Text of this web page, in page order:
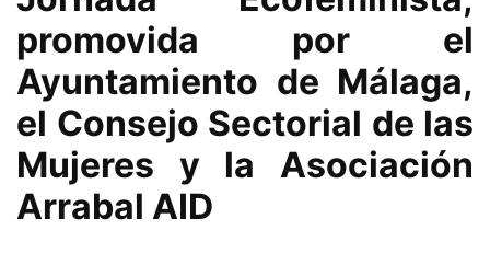
promovida por el
Ayuntamiento de Málaga,
el Consejo Sectorial de las
Mujeres y la Asociación
Arrabal AID